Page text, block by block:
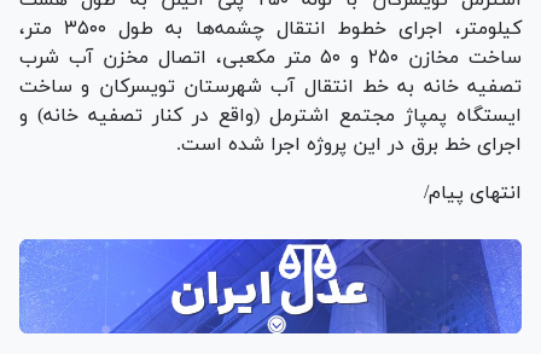
کیلومتر، اجرای خطوط انتقال چشمه‌ها به طول ۳۵۰۰ متر،
ساخت مخازن ۲۵۰ و ۵۰ متر مکعبی، اتصال مخزن آب شرب
تصفیه خانه به خط انتقال آب شهرستان تویسرکان و ساخت
ایستگاه پمپاژ مجتمع اشترمل (واقع در کنار تصفیه خانه) و
اجرای خط برق در این پروژه اجرا شده است.
انتهای پیام/